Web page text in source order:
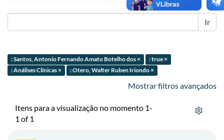
Ir
: Santos, Antonio Fernando Amato Botelho dos ×
: true ×
: Análises Clínicas ×
: Otero, Walter Ruben Iriondo ×
Mostrar filtros avançados
Itens para a visualização no momento 1-
1 of 1